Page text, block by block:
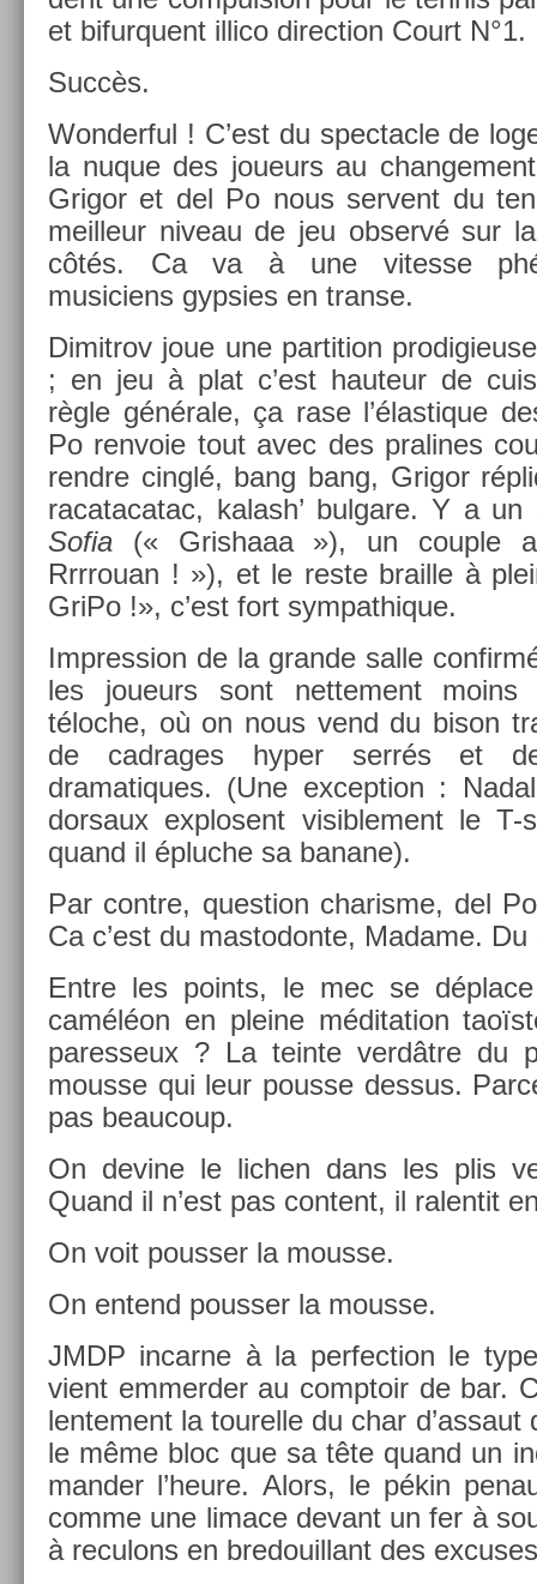
et bi­fur­quent il­lico di­rec­tion Court N°1.
Succès.
Won­der­ful ! C’est du spec­tacle de
la nuque des joueurs au
Grigor et del Po nous ser­vent du
meil­leur niveau de jeu ob­servé sur
côtés. Ca va à une vites­se
musiciens gyps­ies en trans­e.
Di­mit­rov joue une par­ti­tion
; en jeu à plat c’est hauteur de
règle générale, ça rase l’élas­tique
Po re­nvoie tout avec des pralines
re­ndre cinglé, bang bang, Grigor
racatacatac, kalash’ bul­gare. Y a
Sofia (« Gris­haaa »), un co­u­ple
Rrrrouan ! »), et le reste brail­le à
GriPo !», c’est fort sym­pat­hique.
Im­press­ion de la gran­de salle
les joueurs sont net­te­ment moins
téloche, où on nous vend du bison
de cad­rages hyper serrés et de
dramatiques. (Une ex­cep­tion :
dor­saux ex­plosent visib­le­ment le
quand il épluc­he sa banane).
Par con­tre, ques­tion charis­me, del
Ca c’est du mas­todon­te, Madame.
Entre les points, le mec se
caméléon en pleine médita­tion
pares­seux ? La tein­te verdâtre du
mous­se qui leur pous­se de­ssus.
pas be­aucoup.
On de­vine le li­ch­en dans les plis
Quand il n’est pas con­tent, il ralen­tit
On voit pouss­er la mous­se.
On en­tend pouss­er la mous­se.
JMDP in­car­ne à la per­fec­tion le
vient em­merd­er au com­ptoir de bar.
len­te­ment la tourel­le du char d’as­saut
le même bloc que sa tête quand un
mand­er l’heure. Alors, le pékin
comme une li­mace de­vant un fer à
à re­culons en bredouil­lant des